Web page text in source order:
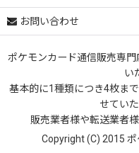
お問い合わせ
ポケモンカード通信販売専
い
基本的に1種類につき4枚ま
せてい
販売業者様や転送業者
Copyright (C) 2015